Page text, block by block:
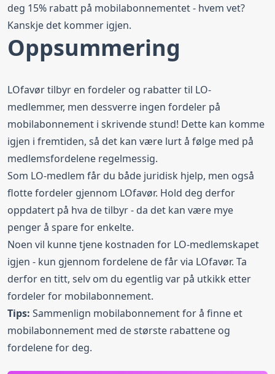
deg 15% rabatt på mobilabonnementet - hvem vet?
Kanskje det kommer igjen.
Oppsummering
LOfavør tilbyr en fordeler og rabatter til LO-
medlemmer, men dessverre ingen fordeler på
mobilabonnement i skrivende stund! Dette kan komme
igjen i fremtiden, så det kan være lurt å følge med på
medlemsfordelene regelmessig.
Som LO-medlem får du både juridisk hjelp, men også
flotte fordeler gjennom LOfavør. Hold deg derfor
oppdatert på hva de tilbyr - da det kan være mye
penger å spare for enkelte.
Noen vil kunne tjene kostnaden for LO-medlemskapet
igjen - kun gjennom fordelene de får via LOfavør. Ta
derfor en titt, selv om du egentlig var på utkikk etter
fordeler for mobilabonnement.
Tips: Sammenlign mobilabonnementfor å finne et
mobilabonnement med de største rabattene og
fordelene for deg.